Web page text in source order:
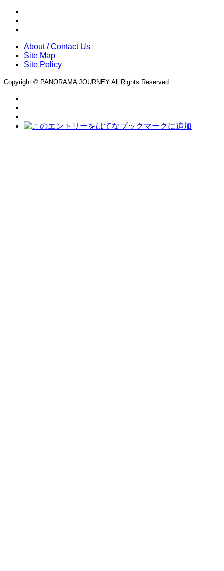
About / Contact Us
Site Map
Site Policy
Copyright © PANORAMA JOURNEY All Rights Reserved.